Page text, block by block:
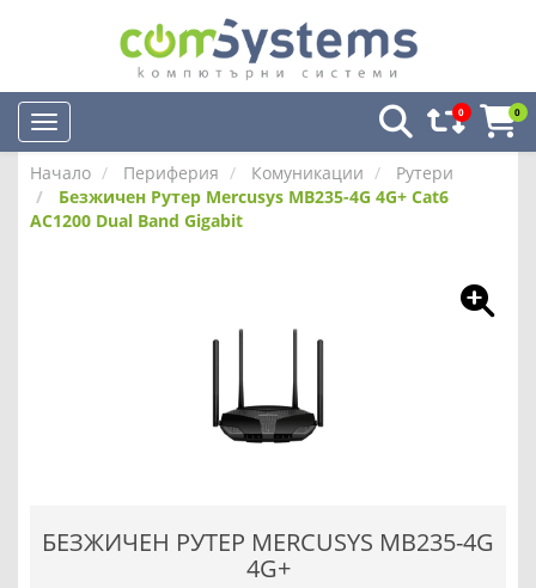
0 0
Начало Периферия Комуникации
Рутери
Безжичен Рутер Mercusys MB235-4G 4G+ Cat6
AC1200 Dual Band Gigabit
БЕЗЖИЧЕН РУТЕР MERCUSYS MB235-4G
4G+